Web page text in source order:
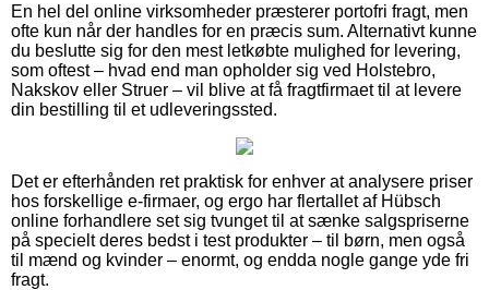
En hel del online virksomheder præsterer portofri fragt, men
ofte kun når der handles for en præcis sum. Alternativt kunne
du beslutte sig for den mest letkøbte mulighed for levering,
som oftest – hvad end man opholder sig ved Holstebro,
Nakskov eller Struer – vil blive at få fragtfirmaet til at levere
din bestilling til et udleveringssted.
Det er efterhånden ret praktisk for enhver at analysere priser
hos forskellige e-firmaer, og ergo har flertallet af Hübsch
online forhandlere set sig tvunget til at sænke salgspriserne
på specielt deres bedst i test produkter – til børn, men også
til mænd og kvinder – enormt, og endda nogle gange yde fri
fragt.